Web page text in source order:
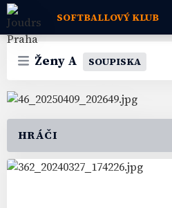
SOFTBALLOVÝ KLUB
Ženy A SOUPISKA
HRÁČI
8